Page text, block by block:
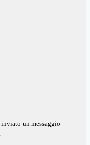
inviato un messaggio